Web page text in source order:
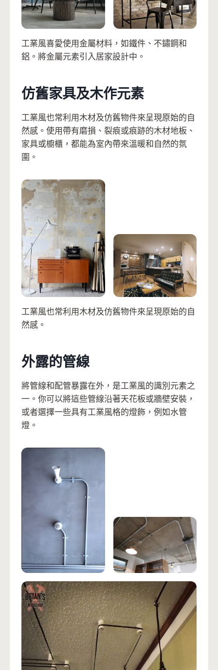
工業風喜愛使用金屬材料，如鐵件、不鏽鋼和
鋁。將金屬元素引入居家設計中。
仿舊家具及木作元素
工業風也常利用木材及仿舊物件來呈現原始的自
然感。使用帶有磨損、裂痕或痕跡的木材地板、
家具或櫥櫃，都能為室內帶來溫暖和自然的氛
圍。
工業風也常利用木材及仿舊物件來呈現原始的自
然感。
外露的管線
將管線和配管暴露在外，是工業風的識別元素之
一。你可以將這些管線沿著天花板或牆壁安裝，
或者選擇一些具有工業風格的燈飾，例如水管
燈。